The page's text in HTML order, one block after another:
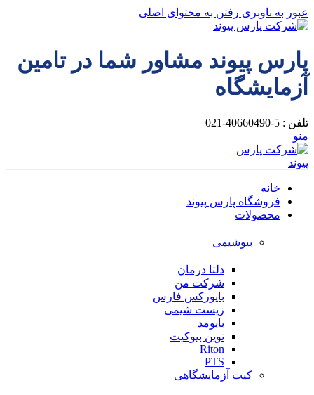
عبور به ناوبری رفتن به محتوای اصلی
پارس پیوند مشاور شما در تامین
آزمایشگاه
تلفن : 5-40660490-021
منو
خانه
فروشگاه پارس پیوند
محصولات
بیوشیمی
دلتا درمان
شرکت من
بایورکس فارس
زیست شیمی
بایومد
نوین بیوکیت
Riton
PTS
کیت آزمایشگاهی